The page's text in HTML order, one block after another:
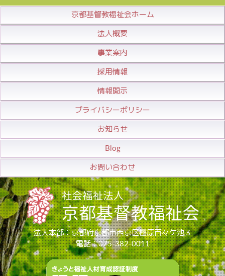
京都基督教福祉会ホーム
法人概要
事業案内
採用情報
情報開示
プライバシーポリシー
お知らせ
Blog
お問い合わせ
法人本部：京都府京都市西京区樫原百々ケ池３
電話：075-382-0011